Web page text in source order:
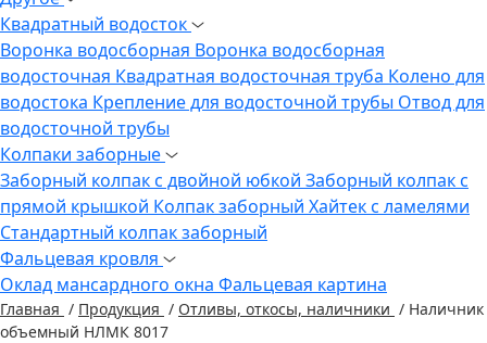
Квадратный водосток
Воронка водосборная Воронка водосборная
водосточная Квадратная водосточная труба Колено для
водостока Крепление для водосточной трубы Отвод для
водосточной трубы
Колпаки заборные
Заборный колпак с двойной юбкой Заборный колпак с
прямой крышкой Колпак заборный Хайтек с ламелями
Стандартный колпак заборный
Фальцевая кровля
Оклад мансардного окна Фальцевая картина
Главная / Продукция / Отливы, откосы, наличники / Наличник
объемный НЛМК 8017